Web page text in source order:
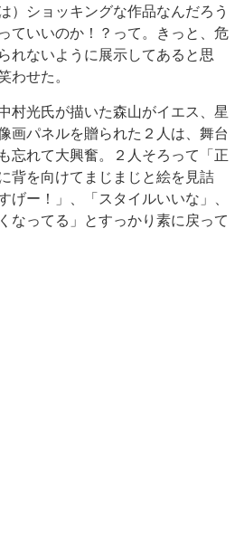
）ショッキングな作品なんだろう
ていいのか！？って。きっと、危
れないように展示してあると思
わせた。
村光氏が描いた森山がイエス、星
画パネルを贈られた２人は、舞台
忘れて大興奮。２人そろって「正
背を向けてまじまじと絵を見詰
げー！」、「スタイルいいな」、
なってる」とすっかり素に戻って